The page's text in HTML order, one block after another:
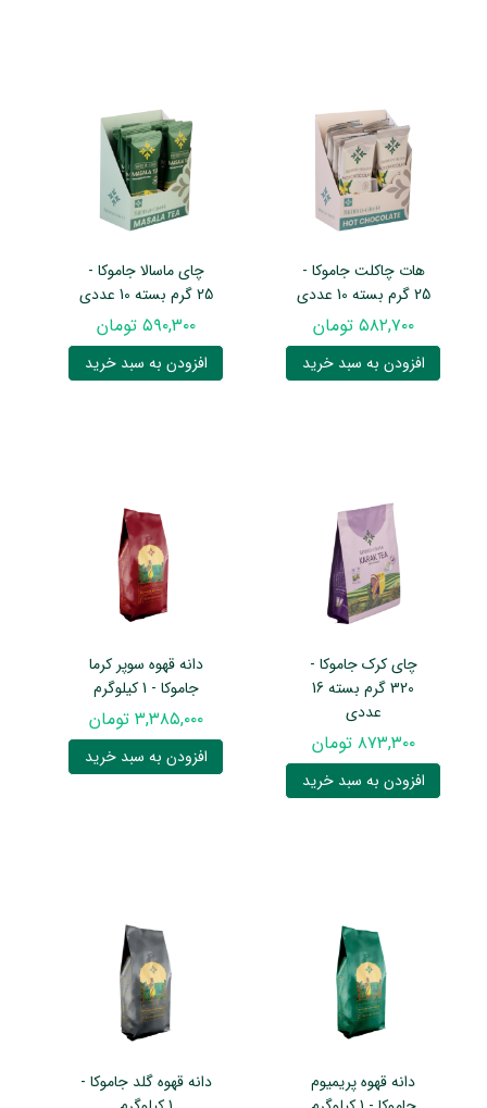
هات چاکلت جاموکا -
25 گرم بسته 10 عددی
۵۸۲,۷۰۰ تومان
افزودن به سبد خرید
چای ماسالا جاموکا -
25 گرم بسته 10 عددی
۵۹۰,۳۰۰ تومان
افزودن به سبد خرید
چای کرک جاموکا -
320 گرم بسته 16
عددی
۸۷۳,۳۰۰ تومان
افزودن به سبد خرید
دانه قهوه سوپر کرما
جاموکا - 1 کیلوگرم
۳,۳۸۵,۰۰۰ تومان
افزودن به سبد خرید
دانه قهوه پریمیوم
دانه قهوه گلد جاموکا -